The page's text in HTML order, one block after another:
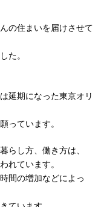
の住まいを届けさせて
た。
延期になった東京オリ
っています。
らし方、働き方は、
れています。
間の増加などによっ